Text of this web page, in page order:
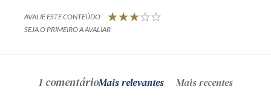
AVALIE ESTE CONTEÚDO
SEJA O PRIMEIRO A AVALIAR
1 comentárioMais relevantes Mais recentes